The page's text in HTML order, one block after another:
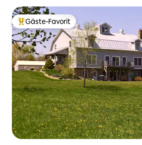
Beliebter Gäste-Favorit.
Gäste-Favorit